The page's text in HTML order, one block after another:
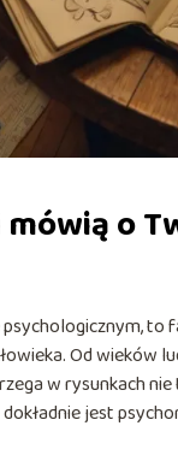
o
to
Od
w rysunkach
jest